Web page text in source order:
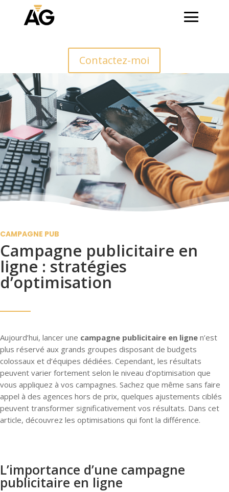
Contactez-moi
CAMPAGNE PUB
Campagne publicitaire en
ligne : stratégies
d’optimisation
Aujourd’hui, lancer une campagne publicitaire en ligne n’est
plus réservé aux grands groupes disposant de budgets
colossaux et d’équipes dédiées. Cependant, les résultats
peuvent varier fortement selon le niveau d’optimisation que
vous appliquez à vos campagnes. Sachez que même sans faire
appel à des agences hors de prix, quelques ajustements ciblés
peuvent transformer significativement vos résultats. Dans cet
article, découvrez les optimisations qui font la différence.
L’importance d’une campagne
publicitaire en ligne